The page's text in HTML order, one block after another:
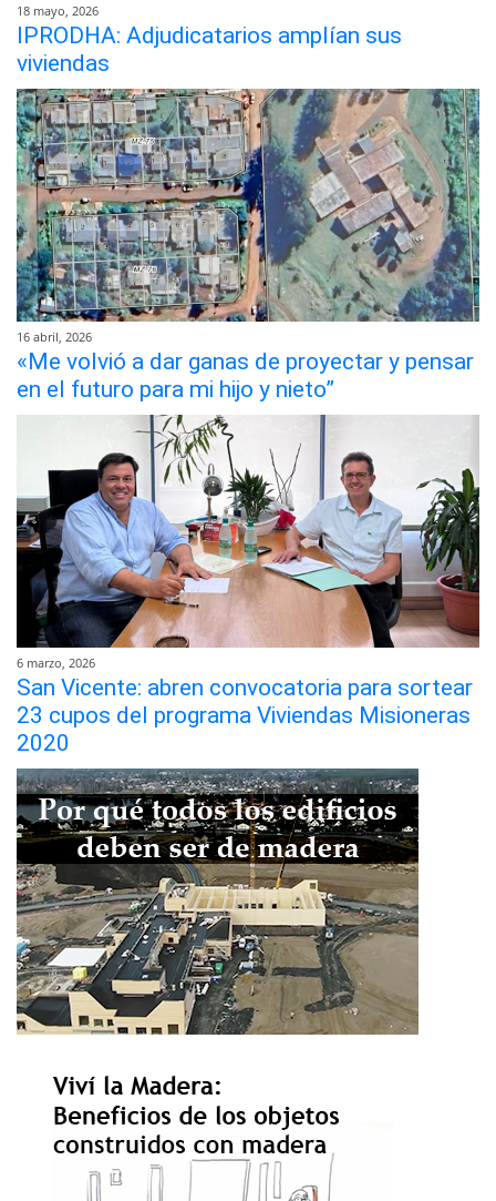
18 mayo, 2026
IPRODHA: Adjudicatarios amplían sus
viviendas
16 abril, 2026
«Me volvió a dar ganas de proyectar y pensar
en el futuro para mi hijo y nieto”
6 marzo, 2026
San Vicente: abren convocatoria para sortear
23 cupos del programa Viviendas Misioneras
2020